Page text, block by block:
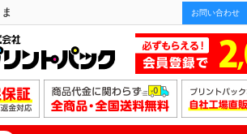
お問い合わせ